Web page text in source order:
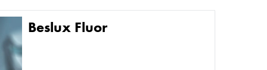
Beslux Fluor